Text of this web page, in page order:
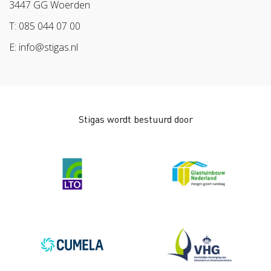
Werken aan morgen
Arbeidsmarkt
3447 GG Woerden
T: 085 044 07 00
E: info@stigas.nl
Stigas wordt bestuurd door